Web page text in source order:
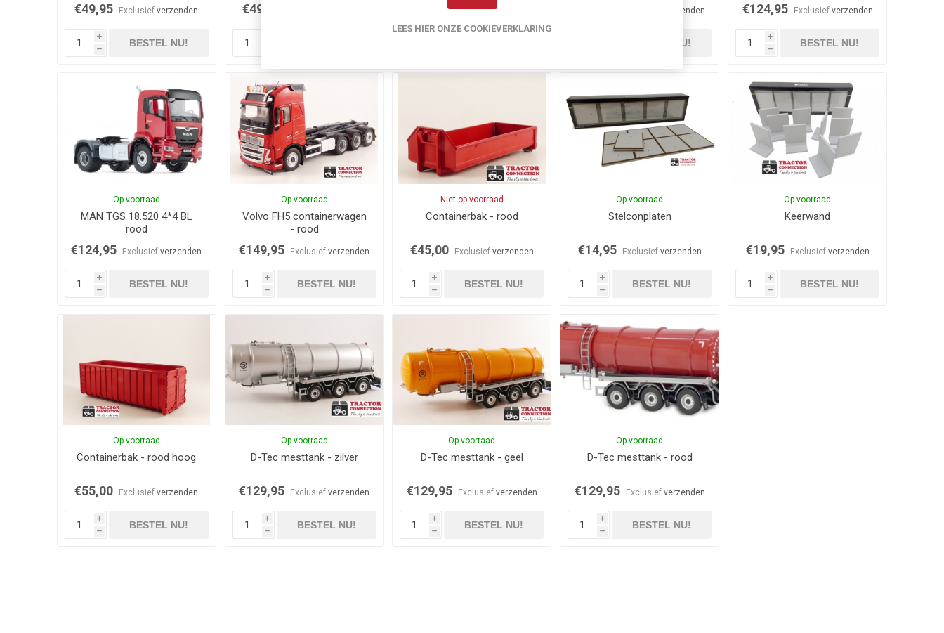
€49,95 Exclusiefverzenden
i
h
BESTEL NU!
€49,95 €42,00 Exclusiefverzenden verzenden
BESTEL NU!
€124,95 Exclusief verzenden
i
h
BESTEL NU!
Op voorraad
MAN TGS 18.520 4*4 BL
rood
€124,95 Exclusiefverzenden
i
h
BESTEL NU!
Op voorraad
Volvo FH5 containerwagen
- rood
€149,95 Exclusiefverzenden
i
h
BESTEL NU!
Niet op voorraad
Containerbak - rood
€45,00 Exclusief verzenden
i
h
BESTEL NU!
Op voorraad
Stelconplaten
€14,95 Exclusief verzenden
i
h
BESTEL NU!
Op voorraad
Keerwand
€19,95 Exclusief verzenden
i
h
BESTEL NU!
Op voorraad
Containerbak - rood hoog
€55,00 Exclusiefverzenden
i
h
BESTEL NU!
Op voorraad
D-Tec mesttank - zilver
€129,95 Exclusiefverzenden
i
h
BESTEL NU!
Op voorraad
D-Tec mesttank - geel
€129,95 Exclusief verzenden
i
h
BESTEL NU!
Op voorraad
D-Tec mesttank - rood
€129,95 Exclusief verzenden
i
h
BESTEL NU!
LEES HIER ONZE COOKIEVERKLARING